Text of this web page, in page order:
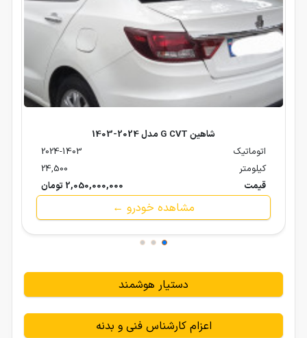
شاهین G CVT مدل 2024-1403
اتوماتیک
2024-1403
کیلومتر
24,500
قیمت
2,050,000,000 تومان
مشاهده خودرو ←
دستیار هوشمند
اعزام کارشناس فنی و بدنه